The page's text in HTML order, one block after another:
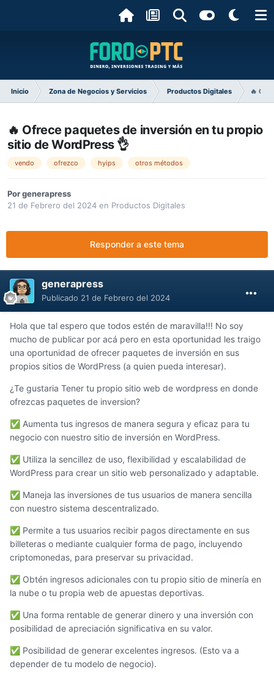
Inicio Zona de Negocios y Servicios Productos Digitales 🔥
🔥 Ofrece paquetes de inversión en tu propio
sitio de WordPress 👌
vendo ofrezco hyips otros métodos
Porgenerapress
21 de Febrero del 2024 en Productos Digitales
Responder a este tema
generapress
Publicado 21 de Febrero del 2024
Hola que tal espero que todos estén de maravilla!!! No soy
mucho de publicar por acá pero en esta oportunidad les traigo
una oportunidad de ofrecer paquetes de inversión en sus
propios sitios de WordPress (a quien pueda interesar).
¿Te gustaria Tener tu propio sitio web de wordpress en donde
ofrezcas paquetes de inversion?
✅ Aumenta tus ingresos de manera segura y eficaz para tu
negocio con nuestro sitio de inversión en WordPress.
✅ Utiliza la sencillez de uso, flexibilidad y escalabilidad de
WordPress para crear un sitio web personalizado y adaptable.
✅ Maneja las inversiones de tus usuarios de manera sencilla
con nuestro sistema descentralizado.
✅ Permite a tus usuarios recibir pagos directamente en sus
billeteras o mediante cualquier forma de pago, incluyendo
criptomonedas, para preservar su privacidad.
✅ Obtén ingresos adicionales con tu propio sitio de minería en
la nube o tu propia web de apuestas deportivas.
✅ Una forma rentable de generar dinero y una inversión con
posibilidad de apreciación significativa en su valor.
✅ Posibilidad de generar excelentes ingresos. (Esto va a
depender de tu modelo de negocio).